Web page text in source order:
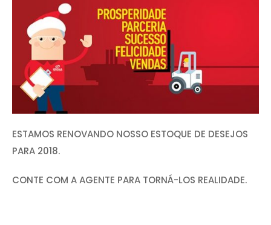
ESTAMOS RENOVANDO NOSSO ESTOQUE DE DESEJOS
PARA 2018.
CONTE COM A AGENTE PARA TORNÁ-LOS REALIDADE.